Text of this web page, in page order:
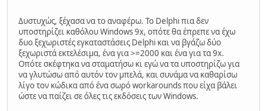
Δυστυχώς, ξέχασα να το αναφέρω. Το Delphi πια δεν
υποστηρίζει καθόλου Windows 9x, οπότε θα έπρεπε να έχω
δυο ξεχωριστές εγκαταστάσεις Delphi και να βγάζω δύο
ξεχωριστά εκτελέσιμα, ένα για >=2000 και ένα για τα 9x.
Οπότε σκέφτηκα να σταματήσω κι εγώ να τα υποστηρίζω για
να γλυτώσω από αυτόν τον μπελά, και συνάμα να καθαρίσω
λίγο τον κώδικα από ένα σωρό workarounds που είχα βάλει
ώστε να παίζει σε όλες τις εκδόσεις των Windows.